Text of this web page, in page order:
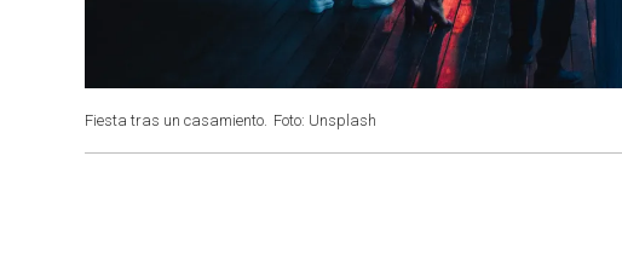
Fiesta tras un casamiento. Foto: Unsplash